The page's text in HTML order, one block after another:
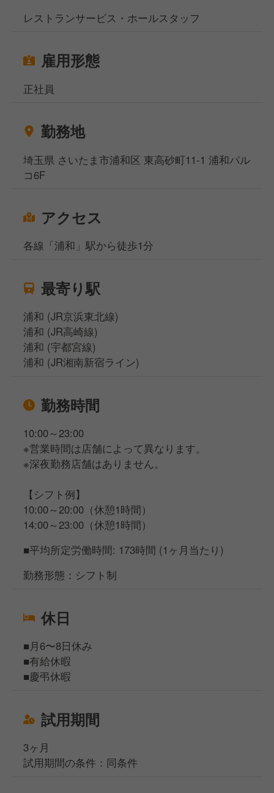
レストランサービス・ホールスタッフ
雇用形態
正社員
勤務地
埼玉県 さいたま市浦和区 東高砂町11-1 浦和パル
コ6F
アクセス
各線「浦和」駅から徒歩1分
最寄り駅
浦和 (JR京浜東北線)
浦和 (JR高崎線)
浦和 (宇都宮線)
浦和 (JR湘南新宿ライン)
勤務時間
10:00～23:00
※営業時間は店舗によって異なります。
※深夜勤務店舗はありません。
【シフト例】
10:00～20:00（休憩1時間）
14:00～23:00（休憩1時間）
■平均所定労働時間: 173時間 (1ヶ月当たり)
勤務形態：シフト制
休日
■月6〜8日休み
■有給休暇
■慶弔休暇
試用期間
3ヶ月
試用期間の条件：同条件